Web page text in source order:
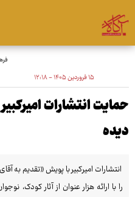
۱۵ فروردین ۱۴۰۵ - ۱۲:۱۸
حمایت انتشارات
دیده
انتشارات امیرکبیر با پویش «تقدیم
را با ارائه هزار عنوان از آثار کودک،